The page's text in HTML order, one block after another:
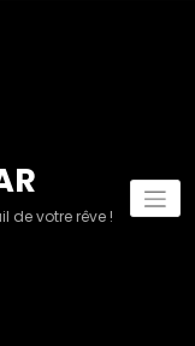
de votre rêve !